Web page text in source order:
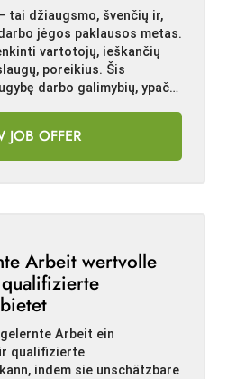
tai džiaugsmo, švenčių ir,
jėgos paklausos metas.
vartotojų, ieškančių
poreikius. Šis
darbo galimybių, ypač…
JOB OFFER
Arbeit wertvolle
Arbeit ein
qualifizierte
indem sie unschätzbare